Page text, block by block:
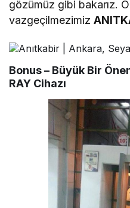
gözümüz gibi bakarız.
vazgeçilmezimiz
Bonus– Büyük Bir
RAY Cihazı